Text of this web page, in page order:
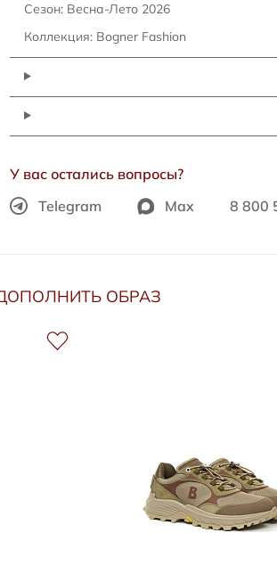
Сезон: Весна-Лето 2026
Коллекция: Bogner Fashion
У вас остались вопросы?
Telegram
Max 8 800
ОБРАЗ